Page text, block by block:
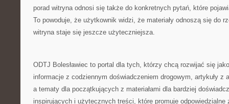
porad witryna odnosi się także do konkretnych pytań, które
To powoduje, że użytkownik widzi, że materiały odnoszą się do
witryna staje się jeszcze użyteczniejsza.
ODTJ Bolesławiec to portal dla tych, którzy chcą rozwijać się
informacje z codziennym doświadczeniem drogowym, artykuły z
a tematy dla początkujących z materiałami dla bardziej
inspirujących i użytecznych treści, które promuje odpowiedzialne